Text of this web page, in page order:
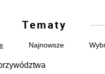
Tematy
Najnowsze